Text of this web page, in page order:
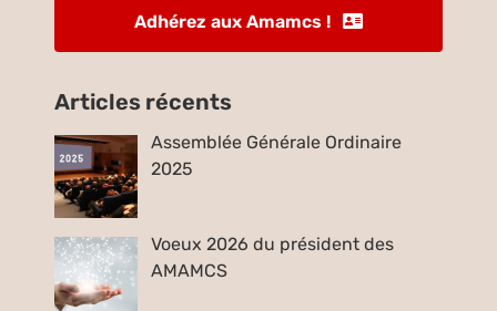
Adhérez aux Amamcs !
Articles récents
Assemblée Générale Ordinaire
2025
Voeux 2026 du président des
AMAMCS